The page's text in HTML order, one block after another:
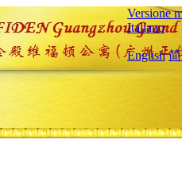
Versione
Italiano
English